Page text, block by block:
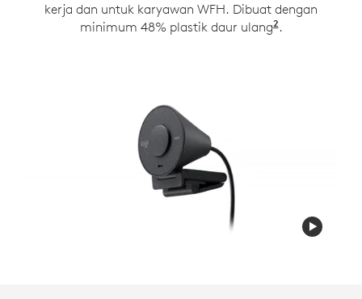
kerja dan untuk karyawan WFH. Dibuat dengan
minimum 48% plastik daur ulang262% untuk
.